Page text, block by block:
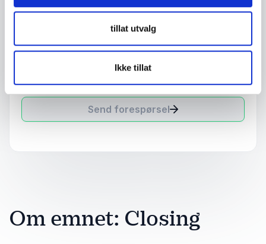
tillat utvalg
Ikke tillat
Detaljer om ditt arrangement
Send forespørsel
Om emnet: Closing